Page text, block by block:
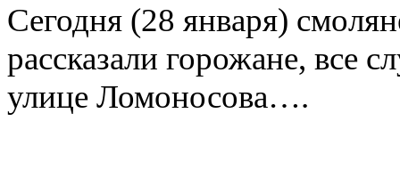
Сегодня (28 января)
рассказали горожане, все
улице Ломоносова….